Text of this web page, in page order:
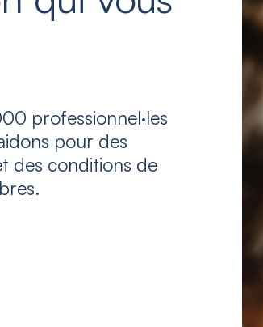
professionnel·les
pour des
des conditions de